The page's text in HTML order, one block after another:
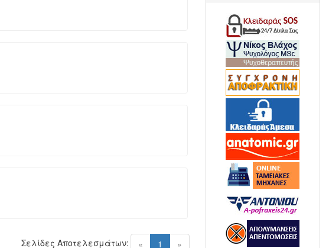
« 1 (current)
»
Σελίδες Αποτελεσμάτων: